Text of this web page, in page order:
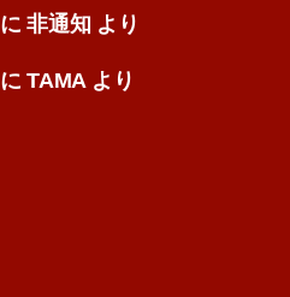
に非通知 より
にTAMA より